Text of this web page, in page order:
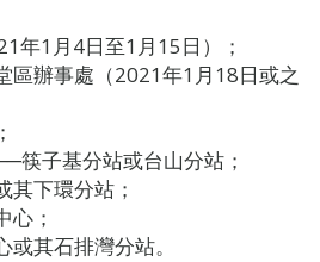
年1月4日至1月15日）；
區辦事處（2021年1月18日或之
筷子基分站或台山分站；
其下環分站；
心；
其石排灣分站。